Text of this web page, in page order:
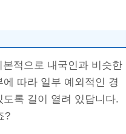
적으로 내국인과 비슷한
따라 일부 예외적인 경
록 길이 열려 있답니다.
?